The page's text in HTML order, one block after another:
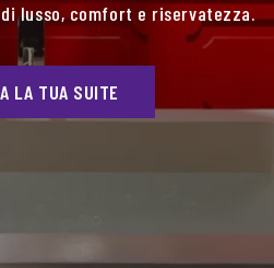
lusso, comfort e riservatezza.
LA TUA SUITE